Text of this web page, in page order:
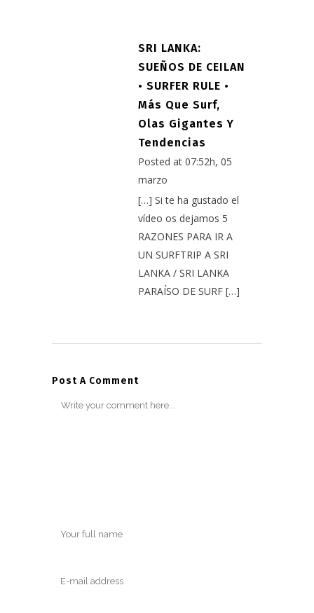
SRI LANKA:
SUEÑOS DE CEILAN
• SURFER RULE •
Más Que Surf,
Olas Gigantes Y
Tendencias
Posted at 07:52h, 05
marzo
[…] Si te ha gustado el
vídeo os dejamos 5
RAZONES PARA IR A
UN SURFTRIP A SRI
LANKA / SRI LANKA
PARAÍSO DE SURF […]
Post A Comment